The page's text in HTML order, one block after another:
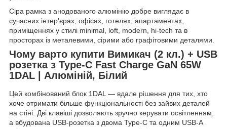
Сіра рамка з анодованого алюмінію добре виглядає в
сучасних інтер’єрах, офісах, готелях, апартаментах,
приміщеннях у стилі minimal, loft, modern, hi-tech та в
просторах із металевими, сірими або графітовими деталями.
Чому варто купити Вимикач (2 кл.) + USB
розетка з Type-C Fast Charge GaN 65W
1DAL | Алюміній, Білий
Цей комбінований блок 1DAL — вдале рішення для тих, хто
хоче отримати більше функціональності без зайвих деталей
на стіні. Дві клавіші дозволяють зручно керувати освітленням,
а вбудована USB-розетка з двома Type-C та одним USB-A